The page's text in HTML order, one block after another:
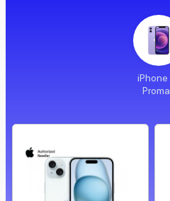
iPhone